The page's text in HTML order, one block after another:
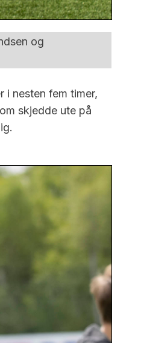
og
i nesten fem timer,
skjedde ute på